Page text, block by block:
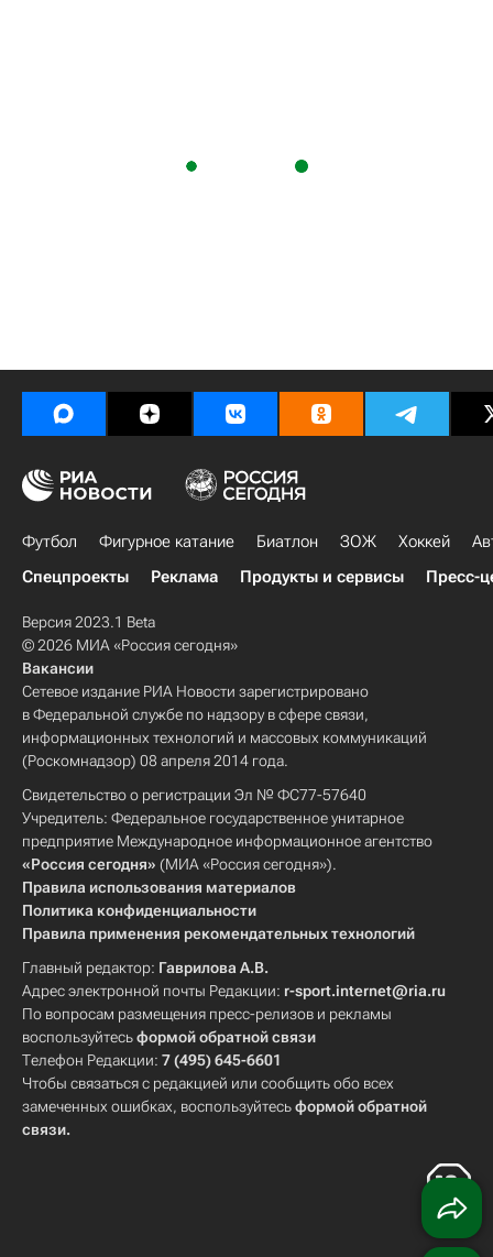
Футбол Фигурное катание Биатлон ЗОЖ Хоккей
Спецпроекты
Реклама Продукты и сервисы Пресс-
Версия 2023.1 Beta
© 2026 МИА «Россия сегодня»
Вакансии
Сетевое издание РИА Новости зарегистрировано
в Федеральной службе по надзору в сфере связи,
информационных технологий и массовых коммуникаций
(Роскомнадзор) 08 апреля 2014 года.
Свидетельство о регистрации Эл № ФС77-57640
Учредитель: Федеральное государственное унитарное
предприятие Международное информационное агентство
«Россия сегодня» (МИА «Россия сегодня»).
Правила использования материалов
Политика конфиденциальности
Правила применения рекомендательных технологий
Главный редактор: Гаврилова А.В.
Адрес электронной почты Редакции: r-sport.internet@ria.ru
По вопросам размещения пресс-релизов и рекламы
воспользуйтесьформой обратной связи
Телефон Редакции: 7 (495) 645-6601
Чтобы связаться с редакцией или сообщить обо всех
замеченных ошибках, воспользуйтесьформой обратной
связи.